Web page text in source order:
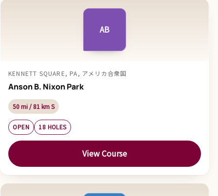
AB
KENNETT SQUARE, PA, アメリカ合衆国
Anson B. Nixon Park
50 mi / 81 km S
OPEN 18 HOLES
View Course